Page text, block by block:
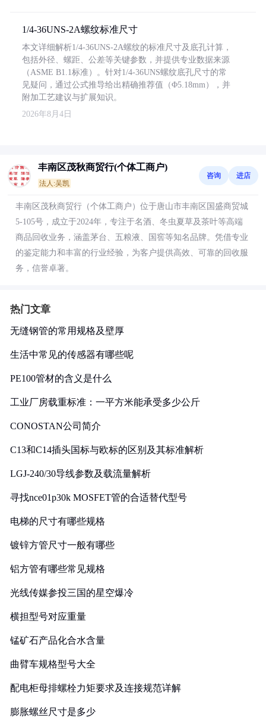
1/4-36UNS-2A螺纹标准尺寸
本文详细解析1/4-36UNS-2A螺纹的标准尺寸及底孔计算，
包括外径、螺距、公差等关键参数，并提供专业数据来源
（ASME B1.1标准）。针对1/4-36UNS螺纹底孔尺寸的常
见疑问，通过公式推导给出精确推荐值（Φ5.18mm），并
附加工艺建议与扩展知识。
2026年8月4日
丰南区茂秋商贸行(个体工商户)
法人:吴凯
咨询 进店
丰南区茂秋商贸行（个体工商户）位于唐山市丰南区国盛商贸城
5-105号，成立于2024年，专注于名酒、冬虫夏草及茶叶等高端
商品回收业务，涵盖茅台、五粮液、国窖等知名品牌。凭借专业
的鉴定能力和丰富的行业经验，为客户提供高效、可靠的回收服
务，信誉卓著。
热门文章
无缝钢管的常用规格及壁厚
生活中常见的传感器有哪些呢
PE100管材的含义是什么
工业厂房载重标准：一平方米能承受多少公斤
CONOSTAN公司简介
C13和C14插头国标与欧标的区别及其标准解析
LGJ-240/30导线参数及载流量解析
寻找nce01p30k MOSFET管的合适替代型号
电梯的尺寸有哪些规格
镀锌方管尺寸一般有哪些
铝方管有哪些常见规格
光线传媒参投三国的星空爆冷
横担型号对应重量
锰矿石产品化合水含量
曲臂车规格型号大全
配电柜母排螺栓力矩要求及连接规范详解
膨胀螺丝尺寸是多少